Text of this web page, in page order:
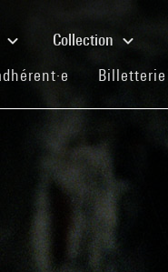
Collection
(current)
Billetterie